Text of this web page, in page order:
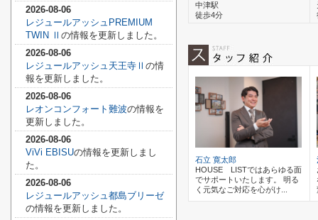
中津駅
徒歩4分
石立 寛太郎
HOUSE LISTではあらゆる面
でサポートいたします。 明る
く元気なご対応を心がけ...
2026-08-06
レジュールアッシュPREMIUM
TWIN Ⅱ の情報を更新しました。
2026-08-06
レジュールアッシュ天王寺Ⅱ の情
報を更新しました。
2026-08-06
レオンコンフォート難波の情報を
更新しました。
2026-08-06
ViVi EBISUの情報を更新しまし
た。
2026-08-06
レジュールアッシュ都島ブリーゼ
の情報を更新しました。